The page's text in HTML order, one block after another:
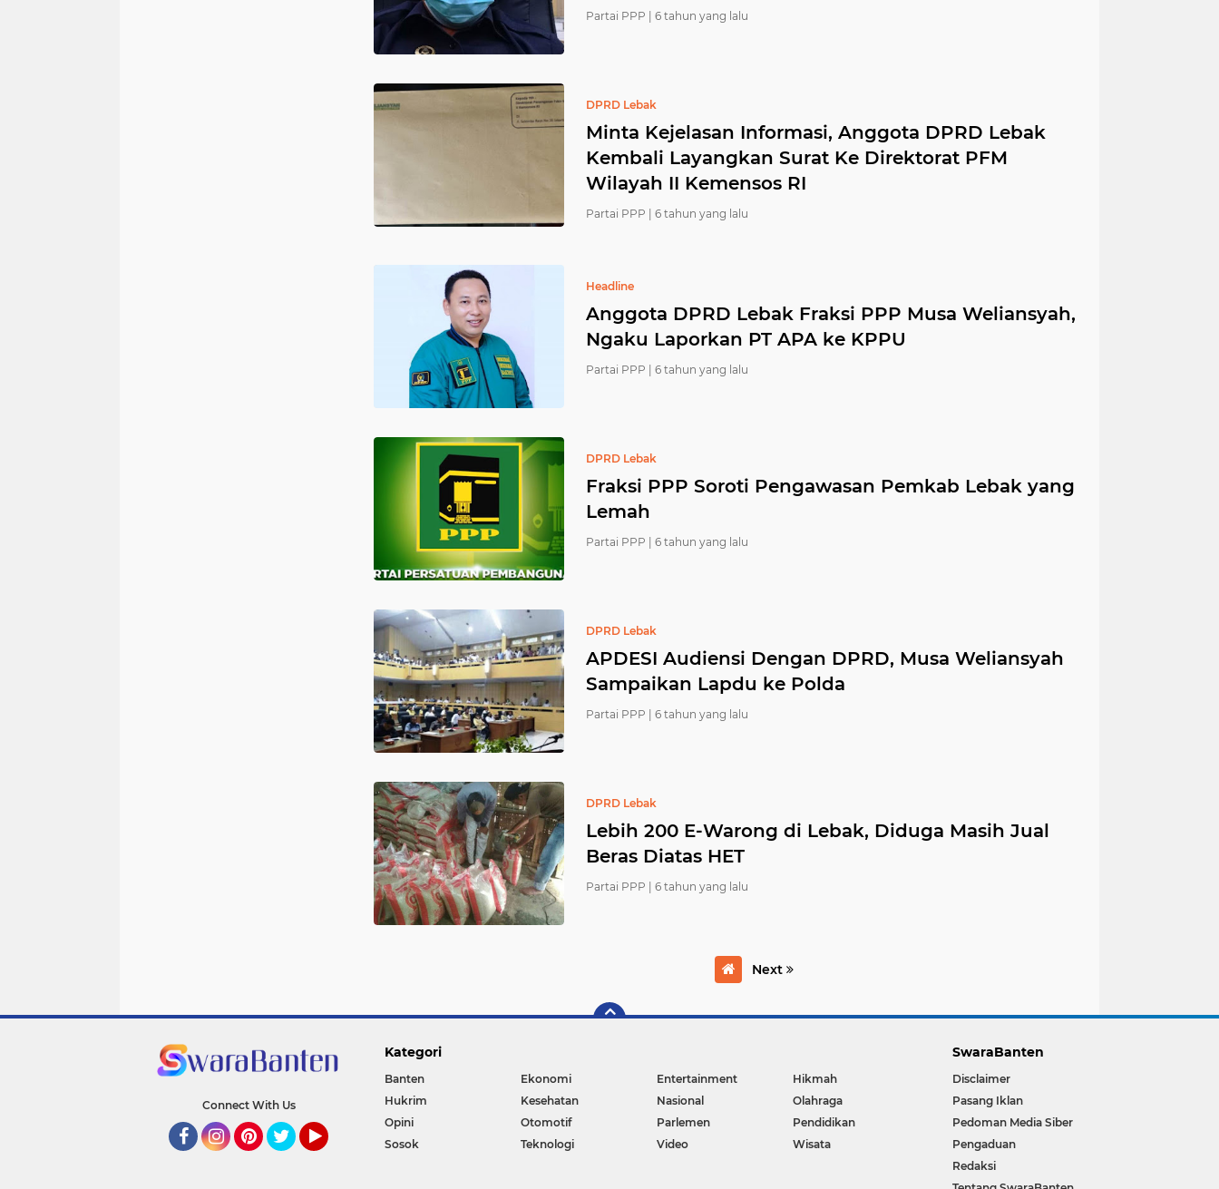
Partai PPP | 6 tahun yang lalu
DPRD Lebak
Minta Kejelasan Informasi, Anggota DPRD Lebak
Kembali Layangkan Surat Ke Direktorat PFM
Wilayah II Kemensos RI
Partai PPP | 6 tahun yang lalu
Headline
Anggota DPRD Lebak Fraksi PPP Musa Weliansyah,
Ngaku Laporkan PT APA ke KPPU
Partai PPP | 6 tahun yang lalu
DPRD Lebak
Fraksi PPP Soroti Pengawasan Pemkab Lebak yang
Lemah
Partai PPP | 6 tahun yang lalu
DPRD Lebak
APDESI Audiensi Dengan DPRD, Musa Weliansyah
Sampaikan Lapdu ke Polda
Partai PPP | 6 tahun yang lalu
DPRD Lebak
Lebih 200 E-Warong di Lebak, Diduga Masih Jual
Beras Diatas HET
Partai PPP | 6 tahun yang lalu
Next
Connect With Us
Kategori
Banten Ekonomi Entertainment
Hikmah
Hukrim
Kesehatan Nasional
Olahraga
Opini
Otomotif Parlemen
Pendidikan
Sosok
Teknologi Video Wisata
SwaraBanten
Disclaimer
Pasang Iklan
Pedoman Media Siber
Pengaduan
Redaksi